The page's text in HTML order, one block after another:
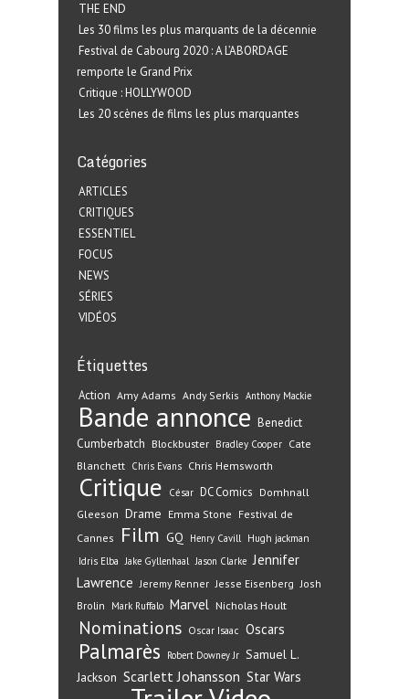
THE END
Les 30 films les plus marquants de la décennie
Festival de Cabourg 2020 : A L’ABORDAGE
remporte le Grand Prix
Critique : HOLLYWOOD
Les 20 scènes de films les plus marquantes
Catégories
ARTICLES
CRITIQUES
ESSENTIEL
FOCUS
NEWS
SÉRIES
VIDÉOS
Étiquettes
Action Amy Adams Andy Serkis Anthony Mackie
Bande annonce Benedict
Cumberbatch Blockbuster Bradley Cooper Cate
Blanchett Chris Evans Chris Hemsworth
Critique César DC Comics Domhnall
Gleeson Drame Emma Stone Festival de
Cannes
Film GQ Henry Cavill Hugh jackman
Idris Elba Jake Gyllenhaal Jason Clarke Jennifer
Lawrence Jeremy Renner Jesse Eisenberg Josh
Brolin
Mark Ruffalo Marvel Nicholas Hoult
Nominations Oscar Isaac Oscars
Palmarès Robert Downey Jr Samuel L.
Jackson Scarlett Johansson Star Wars